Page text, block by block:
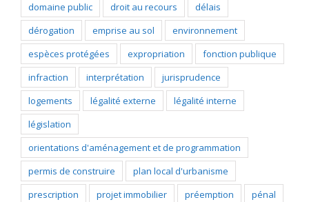
domaine public
droit au recours
délais
dérogation
emprise au sol
environnement
espèces protégées
expropriation
fonction publique
infraction
interprétation
jurisprudence
logements
légalité externe
légalité interne
législation
orientations d'aménagement et de programmation
permis de construire
plan local d'urbanisme
prescription
projet immobilier préemption
pénal